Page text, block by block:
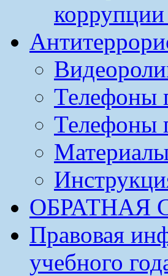
Телефоны
Телефоны
ОБРАТНАЯ
Правовая
учебного